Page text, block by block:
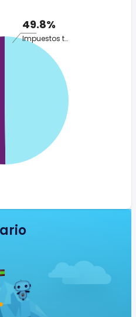
49.8%
Impuestos totales